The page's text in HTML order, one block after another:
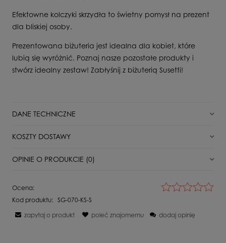
Efektowne kolczyki skrzydła to świetny pomysł na prezent
dla bliskiej osoby.
Prezentowana biżuteria jest idealna dla kobiet, które
lubią się wyróżnić. Poznaj nasze pozostałe produkty i
stwórz idealny zestaw! Zabłyśnij z biżuterią Susetti!
DANE TECHNICZNE
Dla kogo
KOSZTY DOSTAWY
DPD Pickup punkt odbioru/automat paczkowy
Kurier DPD
Kurier Inpost 21,00 zł
OPINIE O PRODUKCIE (0)
weryfikujemy, czy pochodzą one od klientów, którzy kupili dany
produkt.
Ocena:
Kod produktu: SG-070-KS-S
zapytaj o produkt
poleć znajomemu dodaj opinię